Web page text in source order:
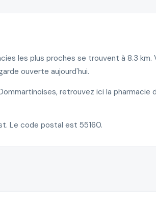
les plus proches se trouvent à 8.3 km.
ouverte aujourd'hui.
retrouvez ici la pharmacie
Le code postal est 55160.